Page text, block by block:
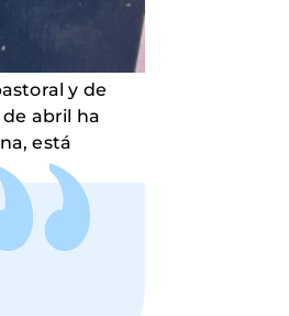
y de
abril ha
está